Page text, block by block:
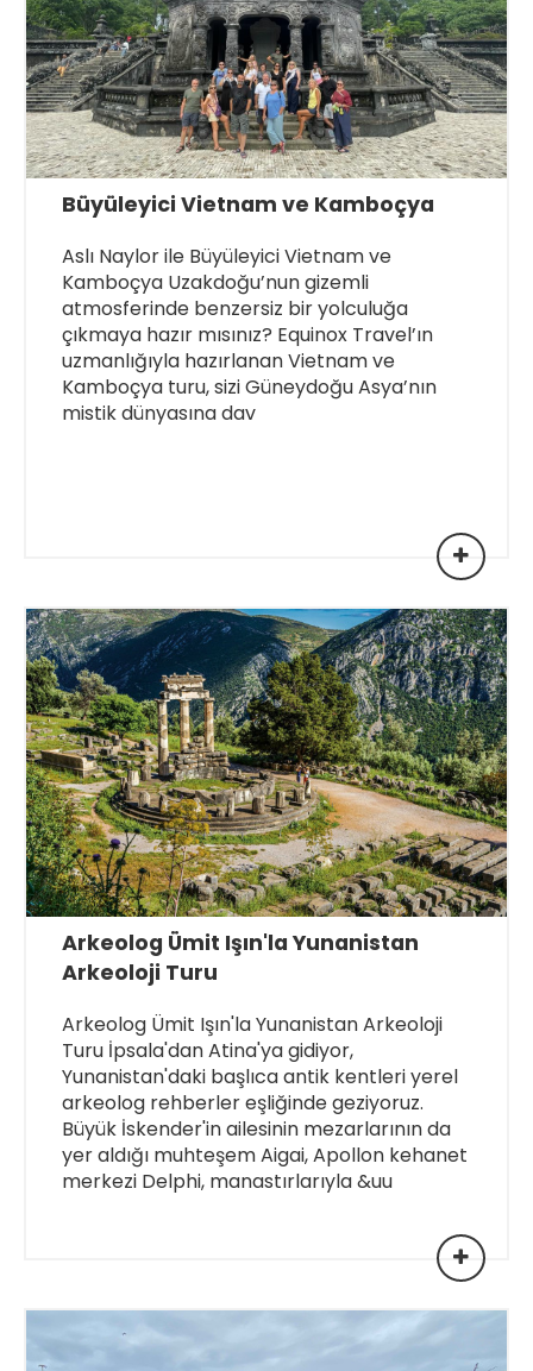
Büyüleyici Vietnam ve Kamboçya
Aslı Naylor ile Büyüleyici Vietnam ve
Kamboçya Uzakdoğu’nun gizemli
atmosferinde benzersiz bir yolculuğa
çıkmaya hazır mısınız? Equinox Travel’ın
uzmanlığıyla hazırlanan Vietnam ve
Kamboçya turu, sizi Güneydoğu Asya’nın
mistik dünyasına dav
Arkeolog Ümit Işın'la Yunanistan
Arkeoloji Turu
Arkeolog Ümit Işın'la Yunanistan Arkeoloji
Turu İpsala'dan Atina'ya gidiyor,
Yunanistan'daki başlıca antik kentleri yerel
arkeolog rehberler eşliğinde geziyoruz.
Büyük İskender'in ailesinin mezarlarının da
yer aldığı muhteşem Aigai, Apollon kehanet
merkezi Delphi, manastırlarıyla &uu